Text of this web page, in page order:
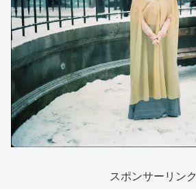
スポンサーリンク